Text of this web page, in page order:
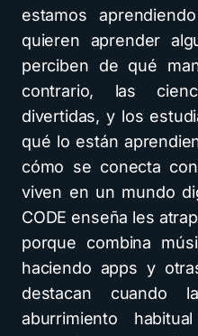
estamos
quieren aprender
perciben de qué
contrario, las
divertidas, y los
qué lo están
cómo se conecta
viven en un mundo
CODE enseña les
porque combina
haciendo apps y
destacan cuando
aburrimiento